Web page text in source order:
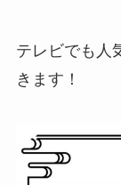
テレビでも人
きます！